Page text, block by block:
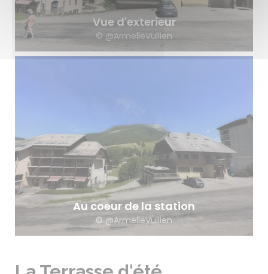
Vue d'exterieur
© @ArmelleVullien
Au coeur de la station
© @ArmelleVullien